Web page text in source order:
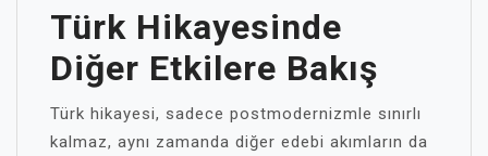
Türk Hikayesinde
Diğer Etkilere Bakış
Türk hikayesi, sadece postmodernizmle sınırlı
kalmaz, aynı zamanda diğer edebi akımların da